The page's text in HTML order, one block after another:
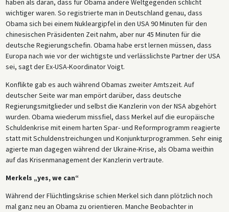
haben als daran, dass für Obama andere Weltgegenden schlicht
wichtiger waren. So registrierte man in Deutschland genau, dass
Obama sich bei einem Nukleargipfel in den USA 90 Minuten für den
chinesischen Präsidenten Zeit nahm, aber nur 45 Minuten für die
deutsche Regierungschefin. Obama habe erst lernen müssen, dass
Europa nach wie vor der wichtigste und verlässlichste Partner der USA
sei, sagt der Ex-USA-Koordinator Voigt.
Konflikte gab es auch während Obamas zweiter Amtszeit. Auf
deutscher Seite war man empört darüber, dass deutsche
Regierungsmitglieder und selbst die Kanzlerin von der NSA abgehört
wurden. Obama wiederum missfiel, dass Merkel auf die europäische
Schuldenkrise mit einem harten Spar- und Reformprogramm reagierte
statt mit Schuldenstreichungen und Konjunkturprogrammen. Sehr einig
agierte man dagegen während der Ukraine-Krise, als Obama weithin
auf das Krisenmanagement der Kanzlerin vertraute.
Merkels „yes, we can“
Während der Flüchtlingskrise schien Merkel sich dann plötzlich noch
mal ganz neu an Obama zu orientieren. Manche Beobachter in